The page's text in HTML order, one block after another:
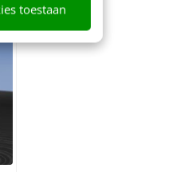
toestaan